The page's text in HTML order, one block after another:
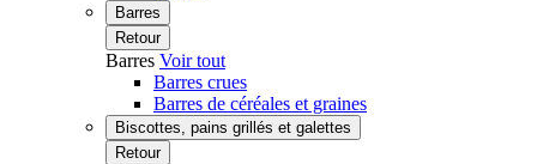
Barres
Retour
Barres Voir tout
Barres crues
Barres de céréales et graines
Biscottes, pains grillés et galettes
Retour